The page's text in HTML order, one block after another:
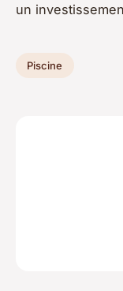
un
Piscine